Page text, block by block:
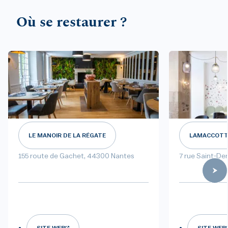
Où se restaurer ?
LE MANOIR DE LA RÉGATE
155 route de Gachet, 44300 Nantes 7 rue Saint-